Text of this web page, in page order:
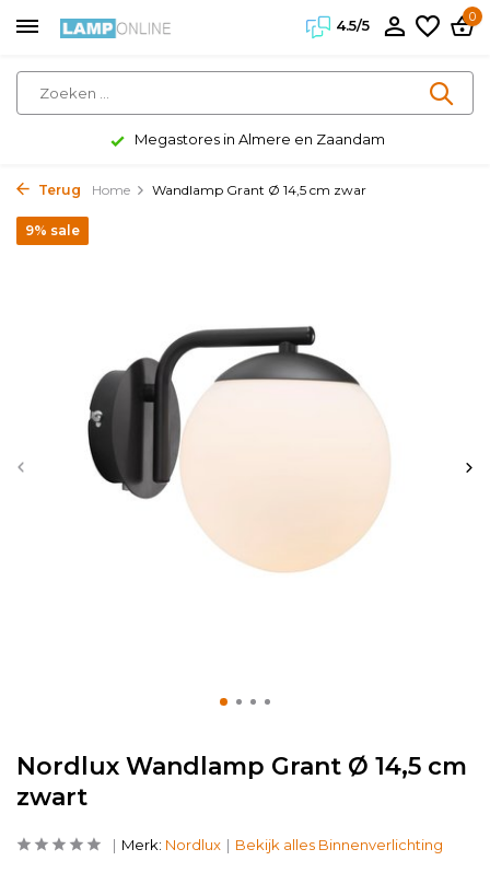
4.5/5
0
Megastores in Almere en Zaandam
Terug Home Wandlamp Grant Ø 14,5 cm zwar
Nordlux Wandlamp Grant Ø 14,5 cm
zwart
9% sale
Merk: Nordlux Bekijk alles Binnenverlichting